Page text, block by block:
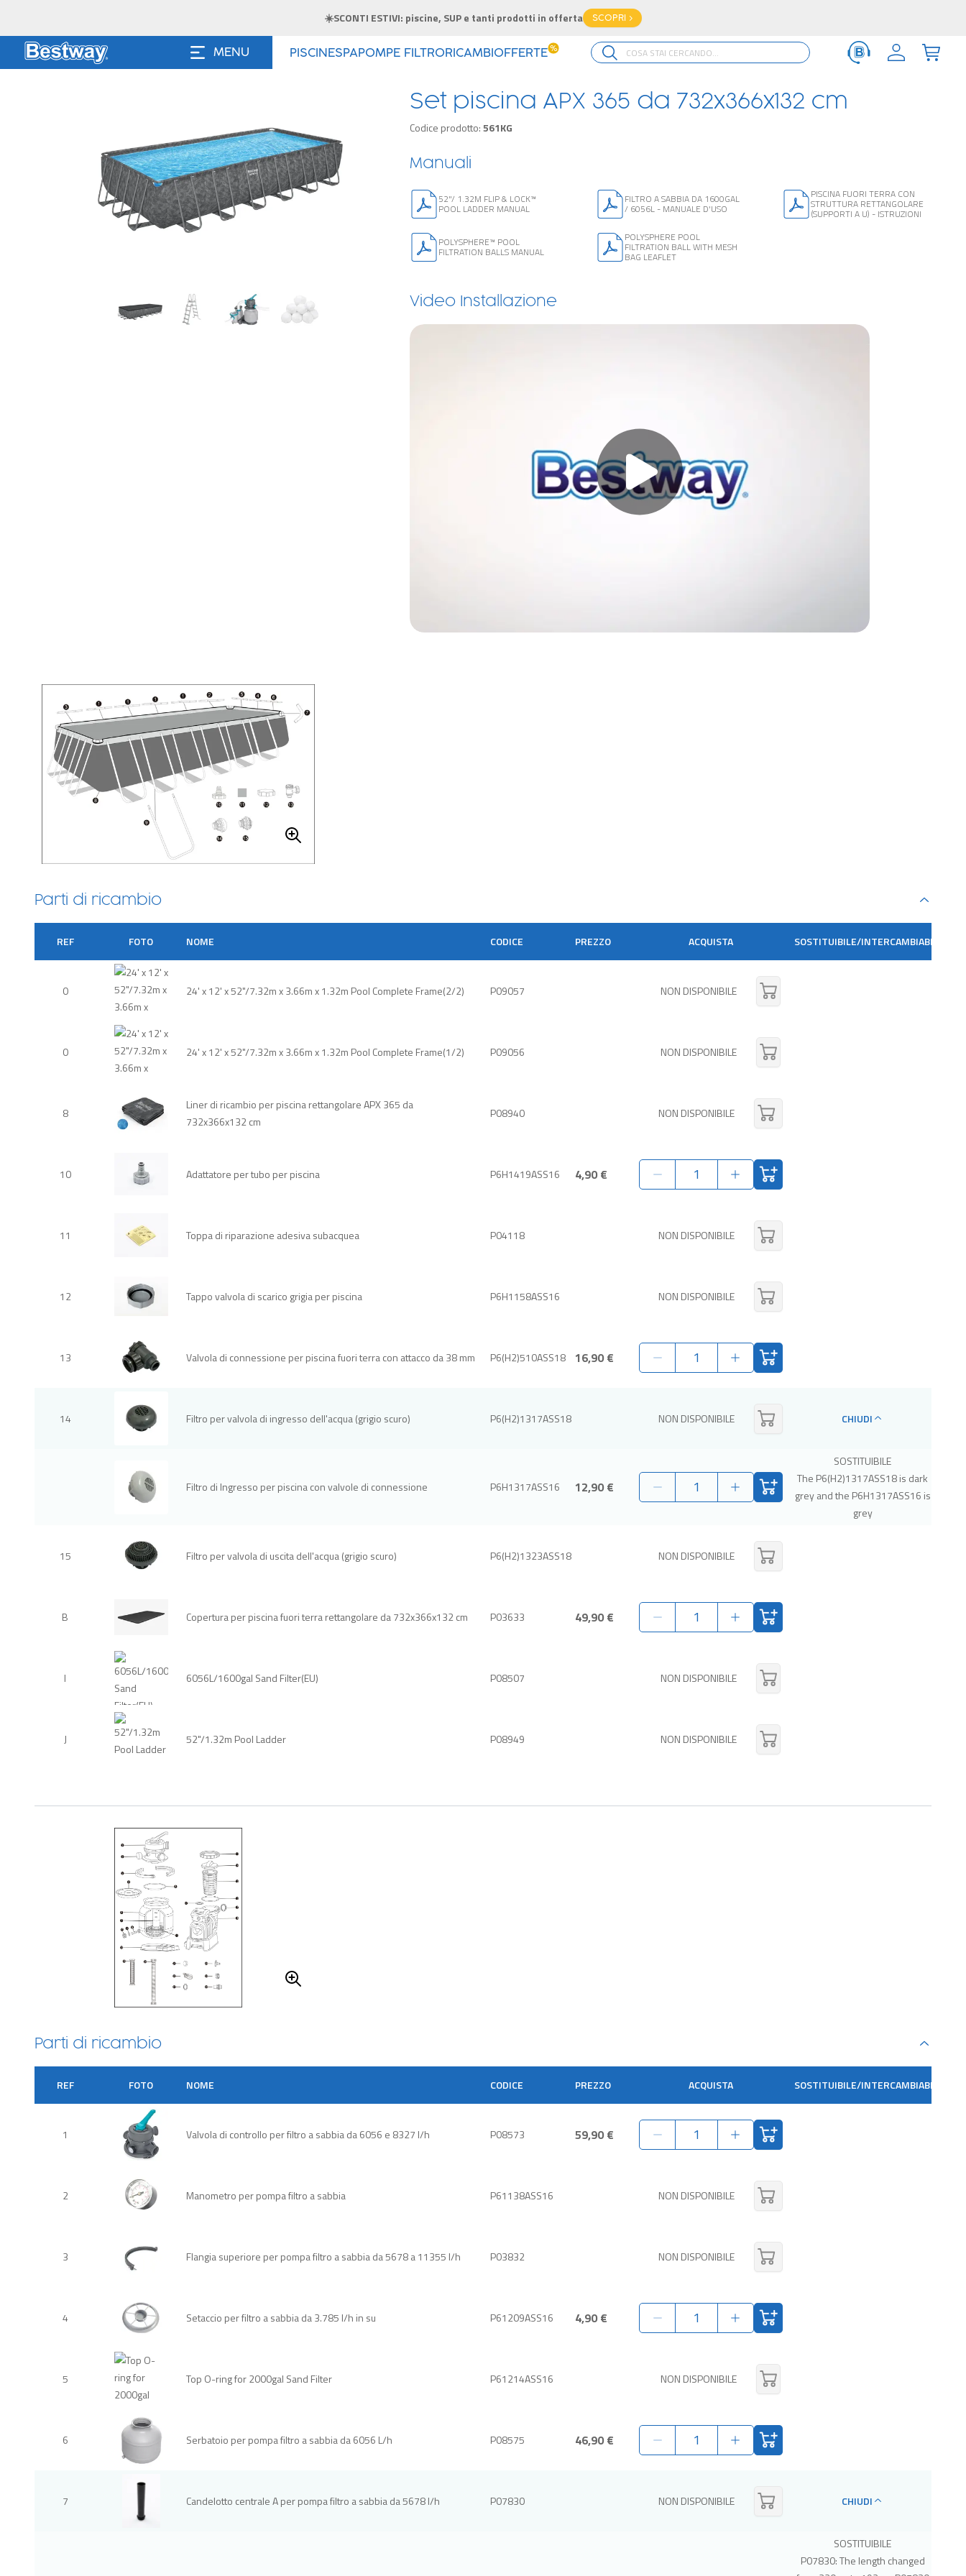
☀️SCONTI ESTIVI: piscine, SUP e tanti prodotti in offerta SCOPRI >
MENU PISCINESPAPOMPE FILTRORICAMBI OFFERTE %
Set piscina APX 365 da 732x366x132 cm
Codice prodotto:561KG
Manuali
52"/ 1.32M FLIP & LOCK™
POOL LADDER MANUAL
FILTRO A SABBIA DA 1600GAL
/ 6056L - MANUALE D'USO
PISCINA FUORI TERRA CON
STRUTTURA RETTANGOLARE
(SUPPORTI A U) - ISTRUZIONI
POLYSPHERE™ POOL
FILTRATION BALLS MANUAL
POLYSPHERE POOL
FILTRATION BALL WITH MESH
BAG LEAFLET
Video Installazione
Parti di ricambio
REF FOTO NOME CODICE PREZZO ACQUISTA SOSTITUIBILE/INTERCAMBIABILE
0 24' x 12' x 52"/7.32m x 3.66m x 1.32m Pool Complete Frame(2/2) P09057 NON DISPONIBILE
0 24' x 12' x 52"/7.32m x 3.66m x 1.32m Pool Complete Frame(1/2) P09056 NON DISPONIBILE
8
Liner di ricambio per piscina rettangolare APX 365 da
732x366x132 cm
P08940 NON DISPONIBILE
10 Adattatore per tubo per piscina P6H1419ASS16 4,90 €
11 Toppa di riparazione adesiva subacquea P04118 NON DISPONIBILE
12 Tappo valvola di scarico grigia per piscina P6H1158ASS16 NON DISPONIBILE
13 Valvola di connessione per piscina fuori terra con attacco da 38 mm P6(H2)510ASS18 16,90 €
14 Filtro per valvola di ingresso dell'acqua (grigio scuro) P6(H2)1317ASS18 NON DISPONIBILE CHIUDI
Filtro di Ingresso per piscina con valvole di connessione P6H1317ASS16 12,90 €
SOSTITUIBILE
The P6(H2)1317ASS18 is dark
grey and the P6H1317ASS16 is
grey
15 Filtro per valvola di uscita dell'acqua (grigio scuro) P6(H2)1323ASS18 NON DISPONIBILE
B Copertura per piscina fuori terra rettangolare da 732x366x132 cm P03633 49,90 €
I 6056L/1600gal Sand Filter(EU) P08507 NON DISPONIBILE
J 52"/1.32m Pool Ladder P08949 NON DISPONIBILE
Parti di ricambio
REF FOTO NOME CODICE PREZZO ACQUISTA SOSTITUIBILE/INTERCAMBIABILE
1 Valvola di controllo per filtro a sabbia da 6056 e 8327 l/h P08573 59,90 €
2 Manometro per pompa filtro a sabbia P61138ASS16 NON DISPONIBILE
3 Flangia superiore per pompa filtro a sabbia da 5678 a 11355 l/h P03832 NON DISPONIBILE
4 Setaccio per filtro a sabbia da 3.785 l/h in su P61209ASS16 4,90 €
5 Top O-ring for 2000gal Sand Filter P61214ASS16 NON DISPONIBILE
6 Serbatoio per pompa filtro a sabbia da 6056 L/h P08575 46,90 €
7 Candelotto centrale A per pompa filtro a sabbia da 5678 l/h P07830 NON DISPONIBILE CHIUDI
SOSTITUIBILE
P07830: The length changed